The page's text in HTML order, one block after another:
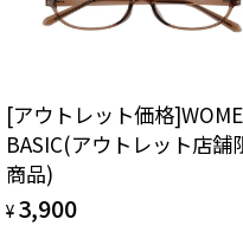
確認するには？
保証期間は初期の期間から
めに、定期的な視
＞
入して、
びいただくと、実店舗で
標準セットレンズ）へ無
[アウトレット価格
BASIC(アウトレット店舗
商品)
¥ 3,900